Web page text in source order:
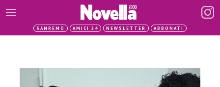
SANREMO AMICI 24 NEWSLETTER ABBONATI